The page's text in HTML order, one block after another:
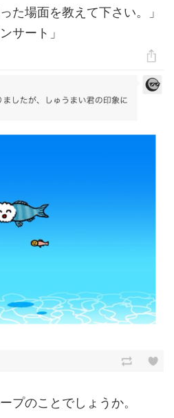
た場面を教えて下さい。」
サート」
プのことでしょうか。